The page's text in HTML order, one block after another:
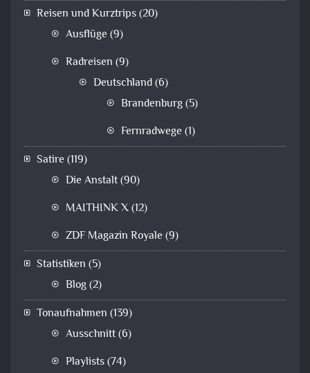
Reisen und Kurztrips(20)
Ausflüge (9)
Radreisen (9)
Deutschland(6)
Brandenburg(5)
Fernradwege (1)
Satire (119)
Die Anstalt(90)
MAITHINK X(12)
ZDF Magazin Royale (9)
Statistiken (5)
Blog(2)
Tonaufnahmen (139)
Ausschnitt(6)
Playlists(74)